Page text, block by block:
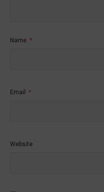
Name *
Email *
Website